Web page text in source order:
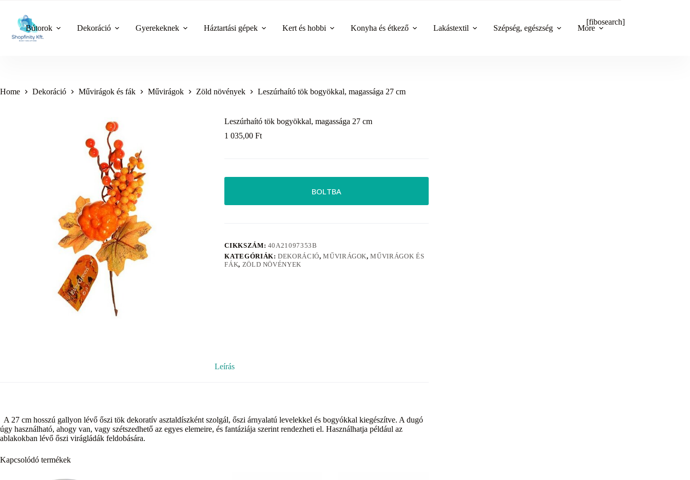
content
Bútorok Dekoráció Gyerekeknek Háztartási gépek Kert és hobbi Konyha és étkező Lakástextil Szépség, egészség More
[fibosearch]
Home Dekoráció Művirágok és fák Művirágok Zöld növények Leszúrhaító tök bogyökkal, magassága 27 cm
Leszúrhaító tök bogyökkal, magassága 27 cm
1 035,00Ft
BOLTBA
CIKKSZÁM: 40A21097353B
KATEGÓRIÁK:DEKORÁCIÓ,MŰVIRÁGOK,MŰVIRÁGOK ÉS
FÁK, ZÖLD NÖVÉNYEK
Leírás
A 27 cm hosszú gallyon lévő őszi tök dekoratív asztaldíszként szolgál, őszi árnyalatú levelekkel és bogyókkal kiegészítve. A dugó
úgy használható, ahogy van, vagy szétszedhető az egyes elemeire, és fantáziája szerint rendezheti el. Használhatja például az
ablakokban lévő őszi virágládák feldobására.
Kapcsolódó termékek